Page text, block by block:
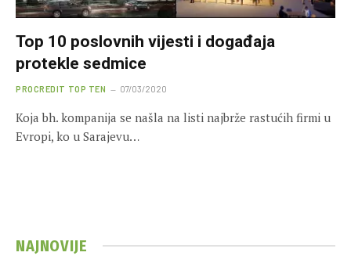
Top 10 poslovnih vijesti i događaja
protekle sedmice
PROCREDIT TOP TEN 07/03/2020
Koja bh. kompanija se našla na listi najbrže rastućih firmi u
Evropi, ko u Sarajevu…
NAJNOVIJE